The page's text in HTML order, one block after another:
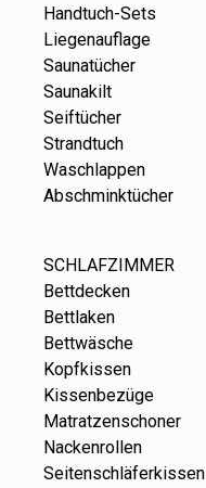
Handtuch-Sets
Liegenauflage
Saunatücher
Saunakilt
Seiftücher
Strandtuch
Waschlappen
Abschminktücher
SCHLAFZIMMER
Bettdecken
Bettlaken
Bettwäsche
Kopfkissen
Kissenbezüge
Matratzenschoner
Nackenrollen
Seitenschläferkissen